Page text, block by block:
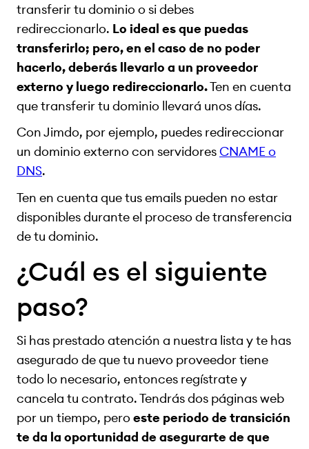
transferir tu dominio o si debes
redireccionarlo. Lo ideal es que puedas
transferirlo; pero, en el caso de no poder
hacerlo, deberás llevarlo a un proveedor
externo y luego redireccionarlo.Ten en cuenta
que transferir tu dominio llevará unos días.
Con Jimdo, por ejemplo, puedes redireccionar
un dominio externo con servidoresCNAME o
DNS.
Ten en cuenta que tus emails pueden no estar
disponibles durante el proceso de transferencia
de tu dominio.
¿Cuál es el siguiente
paso?
Si has prestado atención a nuestra lista y te has
asegurado de que tu nuevo proveedor tiene
todo lo necesario, entonces regístrate y
cancela tu contrato. Tendrás dos páginas web
por un tiempo, peroeste periodo de transición
te da la oportunidad de asegurarte de que